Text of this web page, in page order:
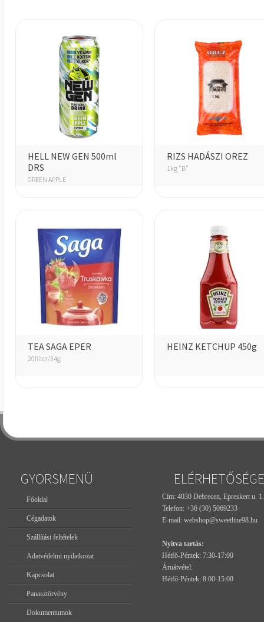
HELL NEW GEN 500ml
DRS
GREEN APPLE
RIZS HADÁSZI OREZ
1kg "B"
TEA SAGA EPER
20filter/34g
HEINZ KETCHUP 450g
GYORSMENÜ
Főoldal
Cégadatok
Szállítási feltételek
Adatvédelmi nyilatkozat
Kapcsolat
Panasztörvény
Dokumentumok
Cím: 4030 Debrecen, Epreskert u. 1.
Telefon: +36 (30) 5069233
E-mail: webshop@sweetline98.hu
Nyitva tartás:
Hétfő-Péntek: 7:30-17:00
Áruátvétel:
Hétfő-Péntek: 8:00-15:00